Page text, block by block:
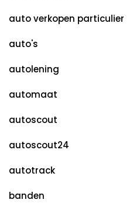
auto verkopen particulier
auto's
autolening
automaat
autoscout
autoscout24
autotrack
banden